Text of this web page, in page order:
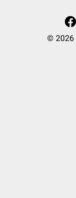
© 2026